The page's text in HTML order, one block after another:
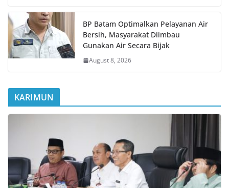
BP Batam Optimalkan Pelayanan Air
Bersih, Masyarakat Diimbau
Gunakan Air Secara Bijak
August 8, 2026
KARIMUN